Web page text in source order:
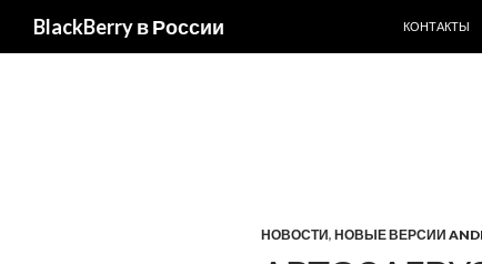
BlackBerry в России
КОНТАКТЫ
НОВОСТИ, НОВЫЕ ВЕРСИИ